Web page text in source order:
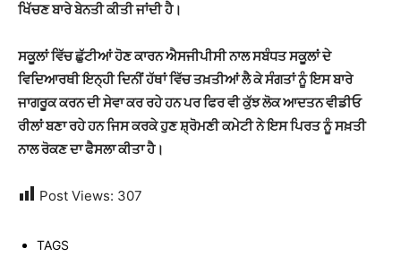
ਖਿੱਚਣ ਬਾਰੇ ਬੇਨਤੀ ਕੀਤੀ ਜਾਂਦੀ ਹੈ।
ਸਕੂਲਾਂ ਵਿੱਚ ਛੁੱਟੀਆਂ ਹੋਣ ਕਾਰਨ ਐਸਜੀਪੀਸੀ ਨਾਲ ਸਬੰਧਤ ਸਕੂਲਾਂ ਦੇ
ਵਿਦਿਆਰਥੀ ਇਨ੍ਹੀ ਦਿਨੀਂ ਹੱਥਾਂ ਵਿੱਚ ਤਖ਼ਤੀਆਂ ਲੈ ਕੇ ਸੰਗਤਾਂ ਨੂੰ ਇਸ ਬਾਰੇ
ਜਾਗਰੂਕ ਕਰਨ ਦੀ ਸੇਵਾ ਕਰ ਰਹੇ ਹਨ ਪਰ ਫਿਰ ਵੀ ਕੁੱਝ ਲੋਕ ਆਦਤਨ ਵੀਡੀਓ
ਰੀਲਾਂ ਬਣਾ ਰਹੇ ਹਨ ਜਿਸ ਕਰਕੇ ਹੁਣ ਸ਼੍ਰੋਮਣੀ ਕਮੇਟੀ ਨੇ ਇਸ ਪਿਰਤ ਨੂੰ ਸਖ਼ਤੀ
ਨਾਲ ਰੋਕਣ ਦਾ ਫੈਸਲਾ ਕੀਤਾ ਹੈ।
Post Views: 307
TAGS